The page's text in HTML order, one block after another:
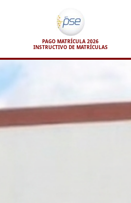
PAGO MATRÍCULA 2026
INSTRUCTIVO DE MATRÍCULAS